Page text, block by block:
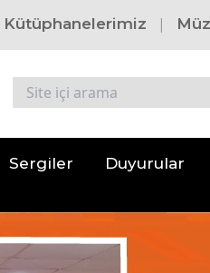
Kütüphanelerimiz |
Sergiler Duyurular